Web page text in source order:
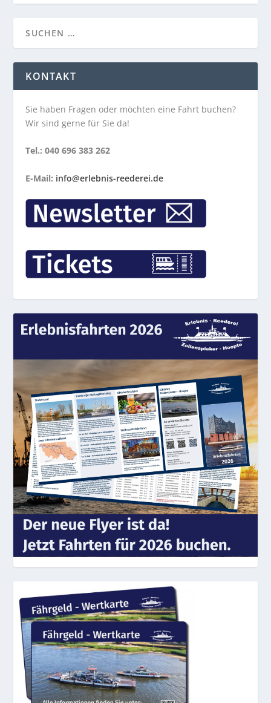
KONTAKT
Sie haben Fragen oder möchten eine Fahrt buchen?
Wir sind gerne für Sie da!
Tel.: 040 696 383 262
E-Mail: info@erlebnis-reederei.de